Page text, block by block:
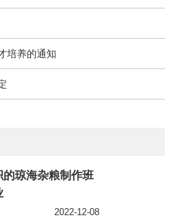
培养的通知
的琼海杂粮制作班
2022-12-08